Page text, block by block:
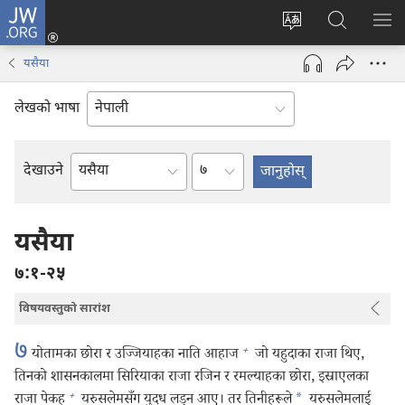
JW.ORG
वेब
साइटको
भाषा
परिवर्तन
गर्ने
प्रवेश
(ब्राउजरको
ट्याबमा
नयाँ
JW.ORG
मा
खोज्नुहोस्‌
मेनु
यसैया
लेखको भाषा
देखाउने
बाइबलको
अध्याय
यसैया
७:१-२५
विषयवस्तुको सारांश
७योतामका छोरा र उज्जियाहका नाति आहाज + जो यहुदाका राजा थिए,
तिनको शासनकालमा सिरियाका राजा रजिन र रमल्याहका छोरा, इस्राएलका
+ *